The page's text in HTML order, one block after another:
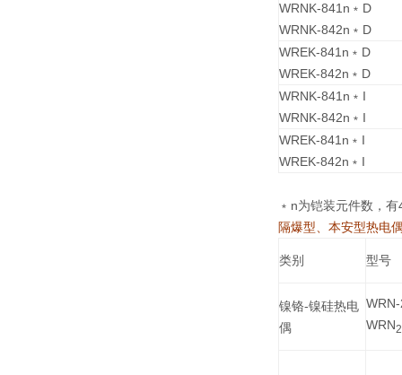
WRNK-841n﹡D
WRNK-842n﹡D
WREK-841n﹡D
WREK-842n﹡D
WRNK-841n﹡I
WRNK-842n﹡I
WREK-841n﹡I
WREK-842n﹡I
﹡n为铠装元件数，
隔爆型、本安型热电
类别 型号
镍铬-镍硅热电
偶
WRN2